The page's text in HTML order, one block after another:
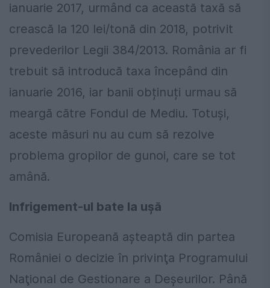
ianuarie 2017, urmând ca această taxă să
crească la 120 lei/tonă din 2018, potrivit
prevederilor Legii 384/2013. România ar fi
trebuit să introducă taxa începând din
ianuarie 2016, iar banii obținuți urmau să
meargă către Fondul de Mediu. Totuşi,
aceste măsuri nu au cum să rezolve
problema gropilor de gunoi, care se tot
amână.
Infrigement-ul bate la uşă
Comisia Europeană aşteaptă din partea
României o decizie în privinţa Programului
Naţional de Gestionare a Deşeurilor. Până